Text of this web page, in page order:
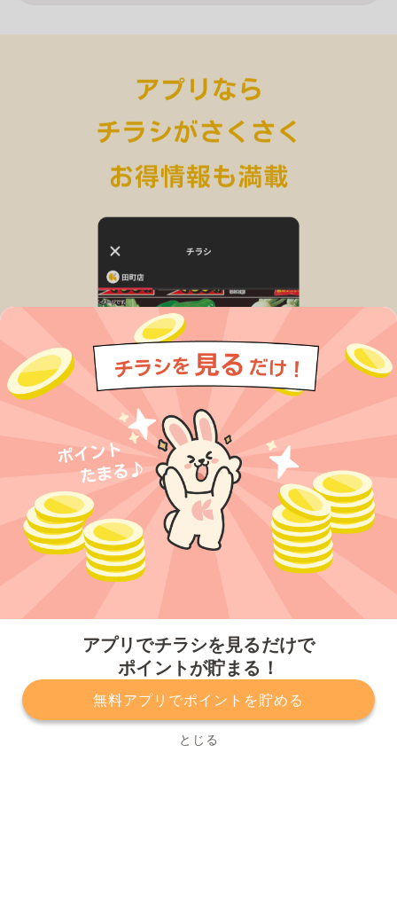
アプリでチラシを見るだけで
ポイントが貯まる！
無料アプリでポイントを貯める
とじる
プライバシーポリシー 利用規約
運営会社
サービスに関してのお問い合わせ